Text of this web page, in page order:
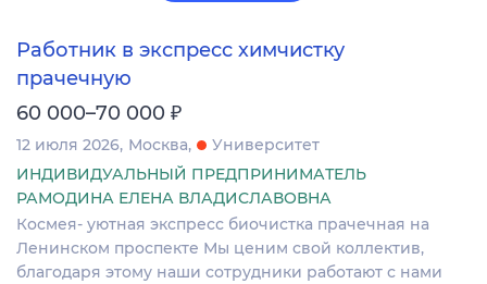
Работник в экспресс химчистку
прачечную
60 000–70 000 ₽
12 июля 2026 Москва
Университет
ИНДИВИДУАЛЬНЫЙ ПРЕДПРИНИМАТЕЛЬ
РАМОДИНА ЕЛЕНА ВЛАДИСЛАВОВНА
Космея- уютная экспресс биочистка прачечная на
Ленинском проспекте Мы ценим свой коллектив,
благодаря этому наши сотрудники работают с нами